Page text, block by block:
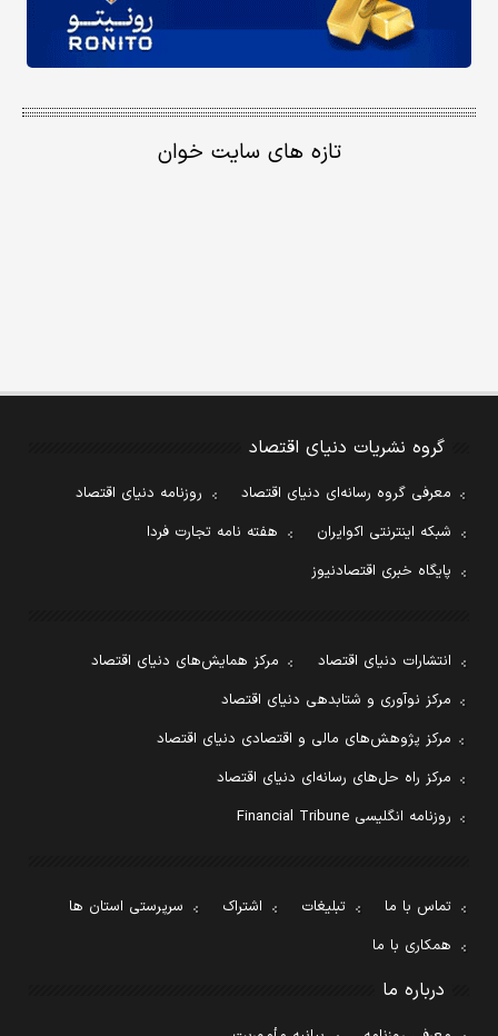
تازه های سایت خوان
گروه نشریات دنیای اقتصاد
معرفی گروه رسانه‌ای دنیای اقتصاد
روزنامه دنیای اقتصاد
شبکه اینترنتی اکوایران
هفته نامه تجارت فردا
پایگاه خبری اقتصادنیوز
انتشارات دنیای اقتصاد
مرکز همایش‌های دنیای اقتصاد
مرکز نوآوری و شتابدهی دنیای اقتصاد
مرکز پژوهش‌های مالی و اقتصادی دنیای اقتصاد
مرکز راه حل‌های رسانه‌ای دنیای اقتصاد
روزنامه انگلیسی Financial Tribune
تماس با ما تبلیغات اشتراک
سرپرستی استان ها
همکاری با ما
درباره ما